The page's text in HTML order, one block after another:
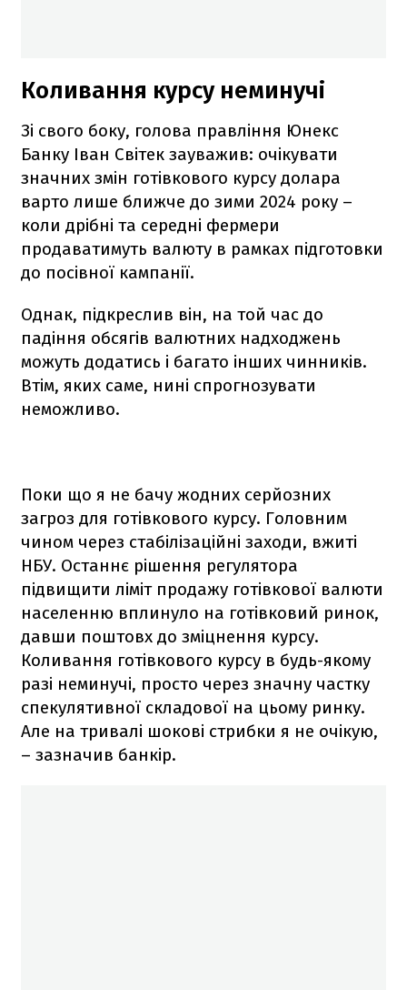
Коливання курсу неминучі
Зі свого боку, голова правління Юнекс
Банку Іван Світек зауважив: очікувати
значних змін готівкового курсу долара
варто лише ближче до зими 2024 року –
коли дрібні та середні фермери
продаватимуть валюту в рамках підготовки
до посівної кампанії.
Однак, підкреслив він, на той час до
падіння обсягів валютних надходжень
можуть додатись і багато інших чинників.
Втім, яких саме, нині спрогнозувати
неможливо.
Поки що я не бачу жодних серйозних
загроз для готівкового курсу. Головним
чином через стабілізаційні заходи, вжиті
НБУ. Останнє рішення регулятора
підвищити ліміт продажу готівкової валюти
населенню вплинуло на готівковий ринок,
давши поштовх до зміцнення курсу.
Коливання готівкового курсу в будь-якому
разі неминучі, просто через значну частку
спекулятивної складової на цьому ринку.
Але на тривалі шокові стрибки я не очікую,
– зазначив банкір.